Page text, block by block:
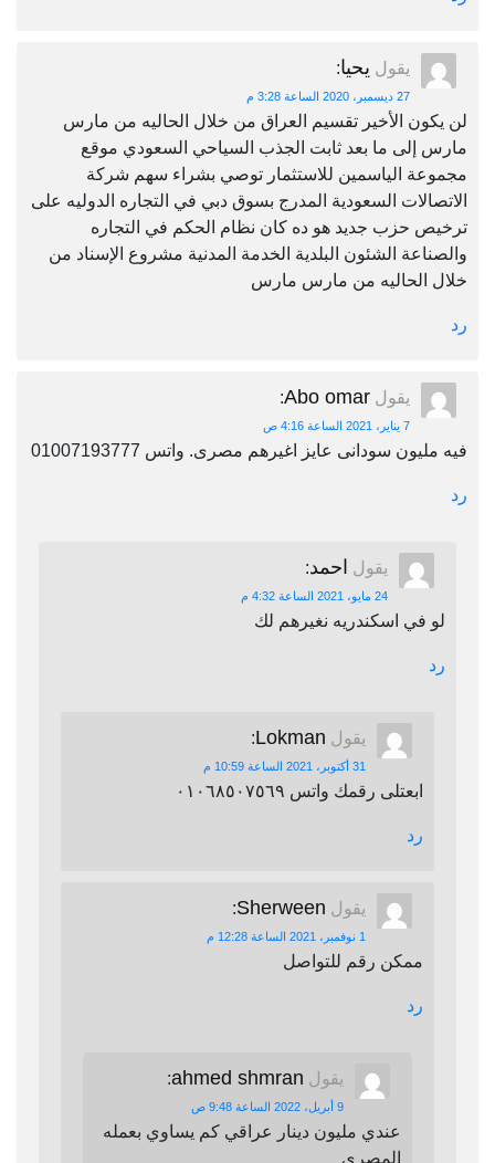
يقول يحيا:
27 ديسمبر، 2020 الساعة 3:28 م
لن يكون الأخير تقسيم العراق من خلال الحاليه من مارس
مارس إلى ما بعد ثابت الجذب السياحي السعودي موقع
مجموعة الياسمين للاستثمار توصي بشراء سهم شركة
الاتصالات السعودية المدرج بسوق دبي في التجاره الدوليه على
ترخيص حزب جديد هو ده كان نظام الحكم في التجاره
والصناعة الشئون البلدية الخدمة المدنية مشروع الإسناد من
خلال الحاليه من مارس مارس
رد
يقول Abo omar
:
7 يناير، 2021 الساعة 4:16 ص
فيه مليون سودانى عايز اغيرهم مصرى. واتس 01007193777
رد
يقول احمد:
24 مايو، 2021 الساعة 4:32 م
لو في اسكندريه نغيرهم لك
رد
يقول Lokman
:
31 أكتوبر، 2021 الساعة 10:59 م
ابعتلى رقمك واتس ٠١٠٦٨٥٠٧٥٦٩
رد
يقول Sherween
:
1 نوفمبر، 2021 الساعة 12:28 م
ممكن رقم للتواصل
رد
يقول ahmed shmran
:
9 أبريل، 2022 الساعة 9:48 ص
عندي مليون دينار عراقي كم يساوي بعمله
المصري